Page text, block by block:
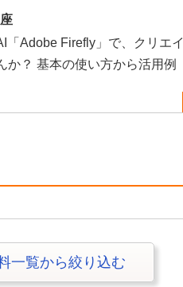
「Adobe Firefly」で、クリエイ
か？ 基本の使い方から活用例
一覧から絞り込む